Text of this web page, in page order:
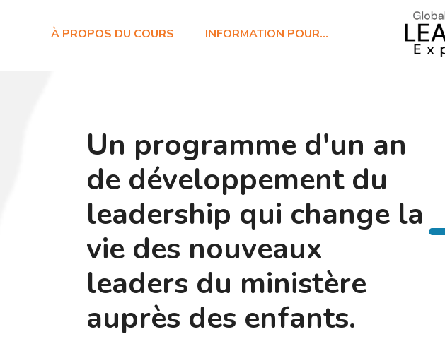
À PROPOS DU COURS INFORMATION POUR…
Un programme d'un an
de développement du
leadership qui change la
vie des nouveaux
leaders du ministère
auprès des enfants.